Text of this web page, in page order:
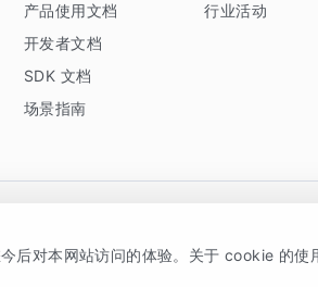
产品使用文档
开发者文档
SDK 文档
场景指南
行业活动
后对本网站访问的体验。关于 cookie 的使